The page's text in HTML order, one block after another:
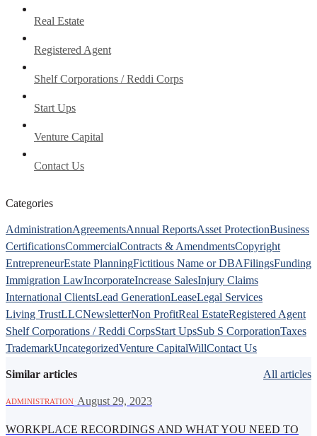
Real Estate
Registered Agent
Shelf Corporations / Reddi Corps
Start Ups
Venture Capital
Contact Us
Categories
AdministrationAgreementsAnnual ReportsAsset ProtectionBusiness
CertificationsCommercialContracts & AmendmentsCopyright
EntrepreneurEstate PlanningFictitious Name or DBAFilingsFunding
Immigration LawIncorporateIncrease SalesInjury Claims
International ClientsLead GenerationLeaseLegal Services
Living TrustLLCNewsletterNon ProfitReal EstateRegistered Agent
Shelf Corporations / Reddi CorpsStart UpsSub S CorporationTaxes
TrademarkUncategorizedVenture CapitalWillContact Us
Similar articles All articles
ADMINISTRATION August 29, 2023
WORKPLACE RECORDINGS AND WHAT YOU NEED TO